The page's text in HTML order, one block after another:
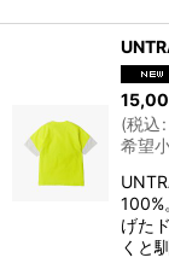
(税込:
希望
100%
げた
くと